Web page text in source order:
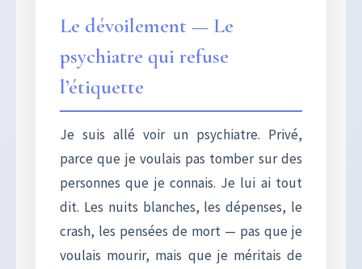
Le dévoilement — Le
psychiatre qui refuse
l’étiquette
Je suis allé voir un psychiatre. Privé,
parce que je voulais pas tomber sur des
personnes que je connais. Je lui ai tout
dit. Les nuits blanches, les dépenses, le
crash, les pensées de mort — pas que je
voulais mourir, mais que je méritais de